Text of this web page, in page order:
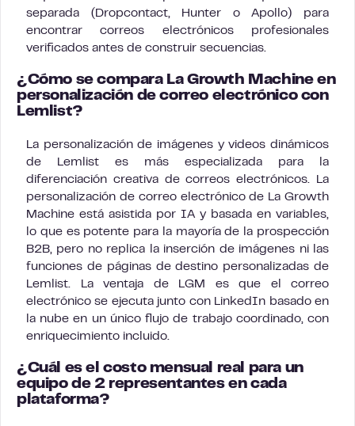
separada (Dropcontact, Hunter o Apollo) para
encontrar correos electrónicos profesionales
verificados antes de construir secuencias.
¿Cómo se compara La Growth Machine en
personalización de correo electrónico con
Lemlist?
La personalización de imágenes y videos dinámicos
de Lemlist es más especializada para la
diferenciación creativa de correos electrónicos. La
personalización de correo electrónico de La Growth
Machine está asistida por IA y basada en variables,
lo que es potente para la mayoría de la prospección
B2B, pero no replica la inserción de imágenes ni las
funciones de páginas de destino personalizadas de
Lemlist. La ventaja de LGM es que el correo
electrónico se ejecuta junto con LinkedIn basado en
la nube en un único flujo de trabajo coordinado, con
enriquecimiento incluido.
¿Cuál es el costo mensual real para un
equipo de 2 representantes en cada
plataforma?